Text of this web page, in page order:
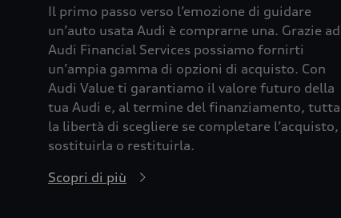
Il primo passo verso l’emozione di guidare
un’auto usata Audi è comprarne una. Grazie ad
Audi Financial Services possiamo fornirti
un’ampia gamma di opzioni di acquisto. Con
Audi Value ti garantiamo il valore futuro della
tua Audi e, al termine del finanziamento, tutta
la libertà di scegliere se completare l’acquisto,
sostituirla o restituirla.
Scopri di più